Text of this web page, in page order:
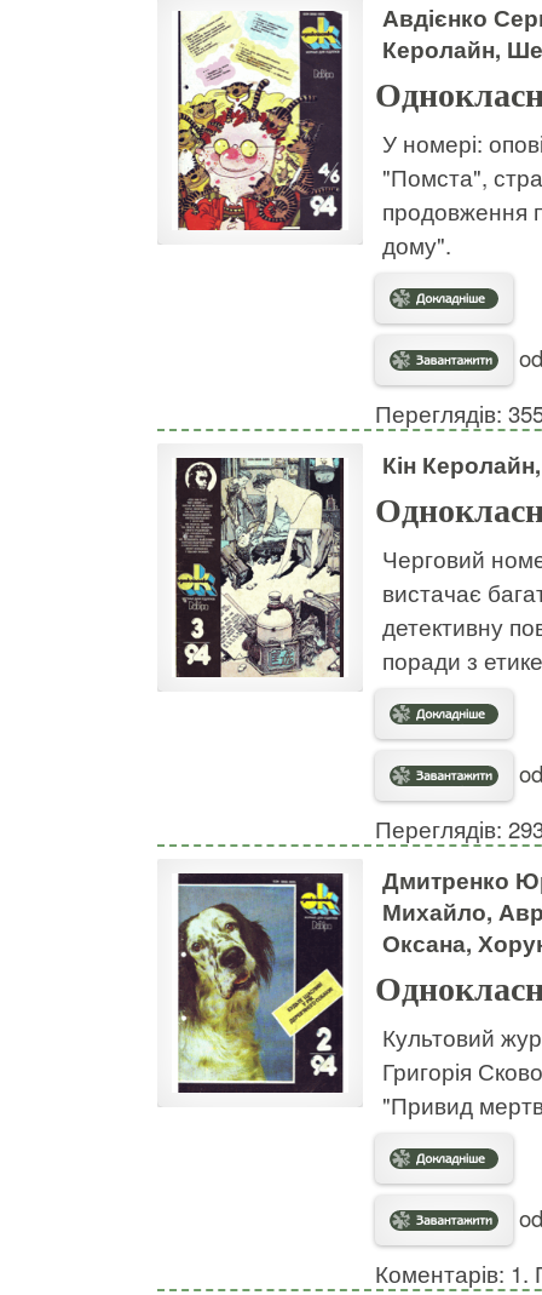
Авдієнко
Керолайн,
У номері:
"Помста",
продовження
дому".
Переглядів:
Кін
Черговий
вистачає
детективну
поради з
Переглядів:
Дмитренко
Михайло,
Оксана,
Культовий
Григорія
"Привид
Коментарів: 1.